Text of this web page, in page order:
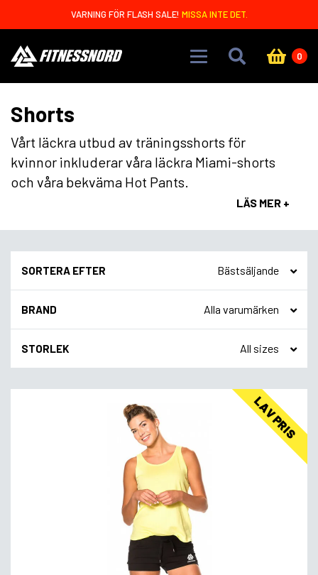
VARNING FÖR FLASH SALE! MISSA INTE DET.
0
Shorts
Vårt läckra utbud av träningsshorts för
kvinnor inkluderar våra läckra Miami-shorts
och våra bekväma Hot Pants.
LÄS MER +
SORTERA EFTER
BRAND
STORLEK
LAV PRIS